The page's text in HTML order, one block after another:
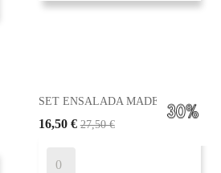
SET ENSALADA MADERA Y...
16,50 € 27,50 €